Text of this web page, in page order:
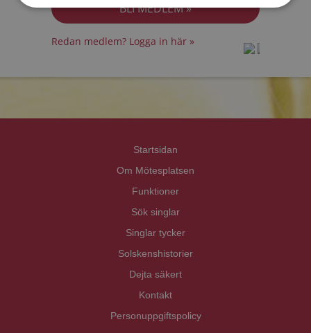
Redan medlem? Logga in här »
Startsidan
Om Mötesplatsen
Funktioner
Sök singlar
Singlar tycker
Solskenshistorier
Dejta säkert
Kontakt
Personuppgiftspolicy